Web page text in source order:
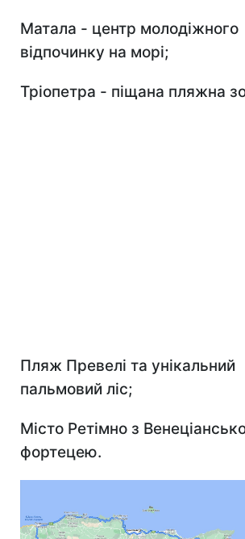
Матала - центр молодіжного
відпочинку на морі;
Тріопетра - піщана пляжна
Пляж Превелі та унікальний
пальмовий ліс;
Місто Ретімно з
фортецею.